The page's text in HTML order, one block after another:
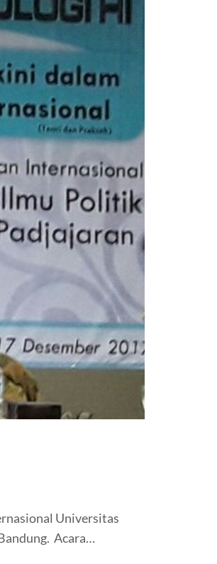
Universitas
Acara…